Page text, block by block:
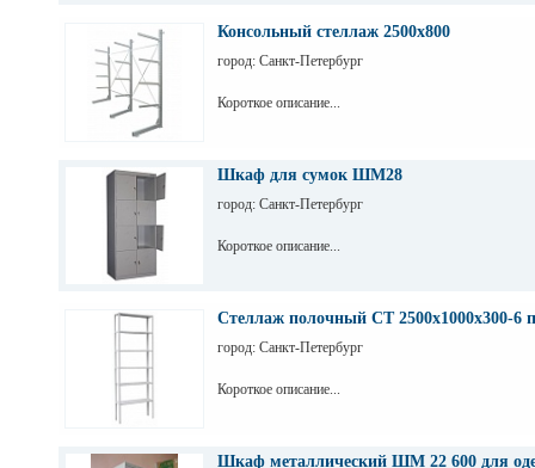
Консольный стеллаж 2500х800
город: Санкт-Петербург
Короткое описание...
Шкаф для сумок ШМ28
город: Санкт-Петербург
Короткое описание...
Стеллаж полочный СТ 2500х1000х300-6
город: Санкт-Петербург
Короткое описание...
Шкаф металлический ШМ 22 600 для